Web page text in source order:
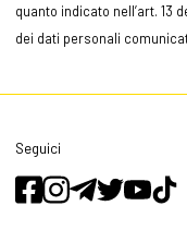
quanto indicato nell’art. 13
dei dati personali
Seguici